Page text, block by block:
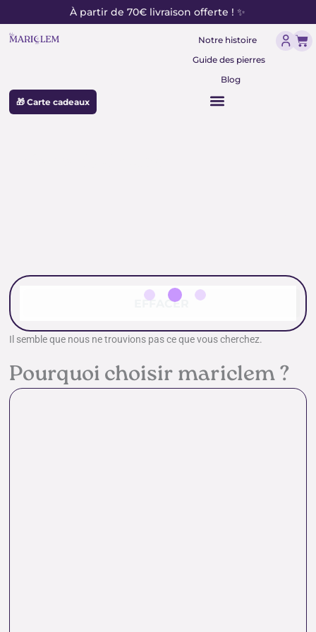
au
contenu
À partir de 70€ livraison offerte ! ✨
Notre histoire
Guide des pierres
Blog
🎁 Carte cadeaux
EFFACER
Il semble que nous ne trouvions pas ce que vous cherchez.
Pourquoi choisir mariclem ?